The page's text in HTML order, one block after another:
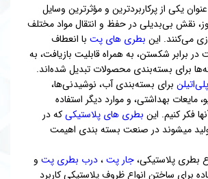
یکی از پرکاربردترین و مؤثرترین وسایل
نقش بی‌بدیلی در حفظ و انتقال مواد مختلف
می‌کنند. این بطری های پت با انعطاف
برابر شکستن، به همراه قابلیت بازیافت، به
برای بسته‌بندی محصولات تبدیل شده‌اند.
برای بسته‌بندی آب، نوشیدنی‌ها،
مایعات بهداشتی، و موارد دیگر استفاده
فکر کنیم. این بطری های پلاستیکیکه در
میشوند در صنعت بسته بندی اهیمت
بطری پلاستیکی،جار پت،درب بطری پت و
برای ساختن انواع ظروف پلاستیکی کاربرد